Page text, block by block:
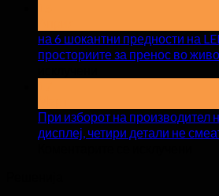
на 6 шокантни предности на
просториите за пренос во
шокантни
предности
При изборот на производител
дисплеј, четири детали не